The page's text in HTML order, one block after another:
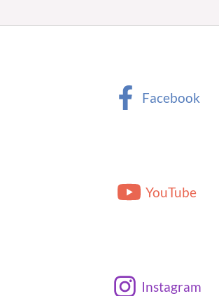
Facebook
YouTube
Instagram